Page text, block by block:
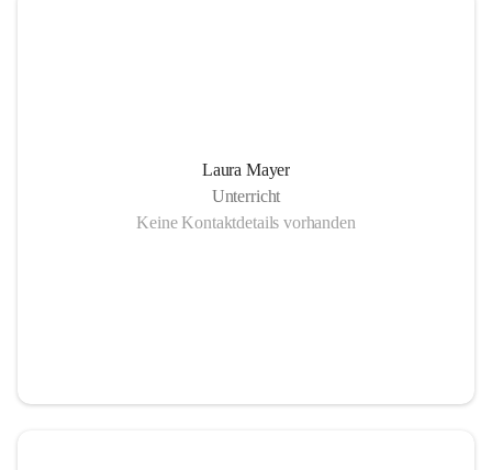
Laura Mayer
Unterricht
Keine Kontaktdetails vorhanden